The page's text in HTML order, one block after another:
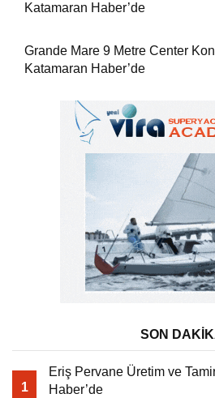
Katamaran Haber’de
Grande Mare 9 Metre Center
Katamaran Haber’de
SON
1
Eriş Pervane Üretim ve
Haber’de